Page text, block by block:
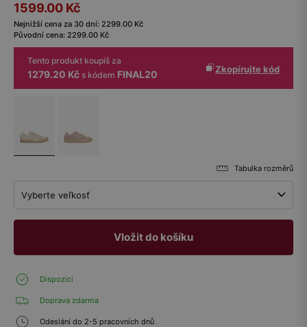
1599.00 Kč
Nejnižší cena za 30 dní: 2299.00 Kč
Původní cena: 2299.00 Kč
Tento produkt koupíš za
1279.20 Kč s kódem FINAL20 Zkopírujte kód
Tabulka rozměrů
Vyberte veľkosť
Vložit do košíku
Dispozici
Doprava zdarma
Odeslání do 2-5 pracovních dnů